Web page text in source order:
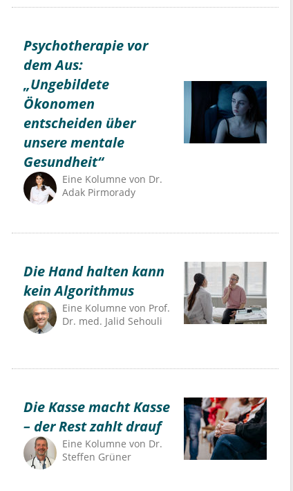
Psychotherapie vor
dem Aus:
„Ungebildete
Ökonomen
entscheiden über
unsere mentale
Gesundheit“
Eine Kolumne von Dr.
Adak Pirmorady
Die Hand halten kann
kein Algorithmus
Eine Kolumne von Prof.
Dr. med. Jalid Sehouli
Die Kasse macht Kasse
– der Rest zahlt drauf
Eine Kolumne von Dr.
Steffen Grüner